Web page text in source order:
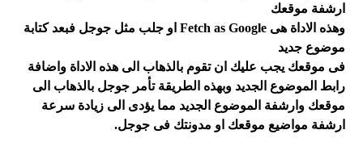
ارشفة موقعك
وهذه الاداة هى Fetch as Google او جلب مثل جوجل فبعد كتابة
موضوع جديد
فى موقعك يجب عليك ان تقوم بالذهاب الى هذه الاداة واضافة
رابط الموضوع الجديد وبهذه الطريقة تأمر جوجل بالذهاب الى
موقعك وارشفة الموضوع الجديد مما يؤدى الى زيادة سرعة
ارشفة مواضيع موقعك او مدونتك فى جوجل.